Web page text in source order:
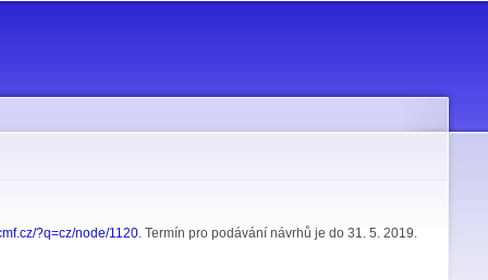
?q=cz/node/1120 . Termín pro podávání návrhů je do 31. 5. 2019.